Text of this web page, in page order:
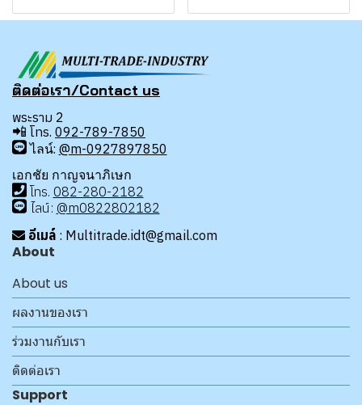
ติดต่อเรา/Contact us
พระราม 2
📲 โทร. 092-789-7850
ไลน์: @m-0927897850
เอกชัย กาญจนาภิเษก
โทร. 082-280-2182
ไลน์: @m0822802182
อีเมล์ : Multitrade.idt@gmail.com
About
About us
ผลงานของเรา
ร่วมงานกับเรา
ติดต่อเรา
Support